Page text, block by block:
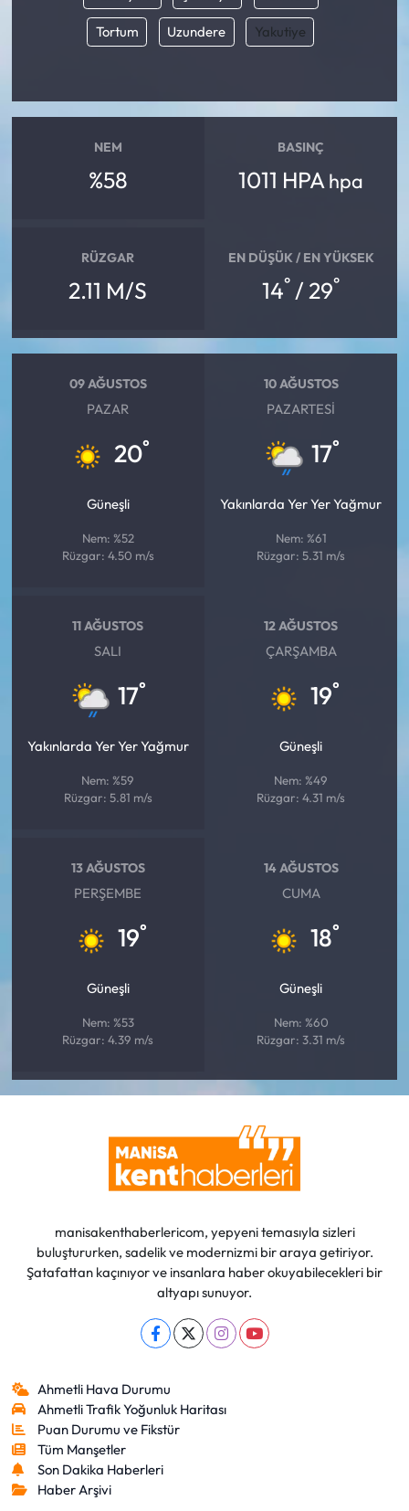
Tortum Uzundere Yakutiye
NEM
%58
BASINÇ
1011 HPA hpa
RÜZGAR
2.11 M/S
EN DÜŞÜK / EN YÜKSEK
14° / 29°
09 AĞUSTOS
PAZAR
20°
Güneşli
Nem: %52
Rüzgar: 4.50 m/s
10 AĞUSTOS
PAZARTESI
17°
Yakınlarda Yer Yer Yağmur
Nem: %61
Rüzgar: 5.31 m/s
11 AĞUSTOS
SALI
17°
Yakınlarda Yer Yer Yağmur
Nem: %59
Rüzgar: 5.81 m/s
12 AĞUSTOS
ÇARŞAMBA
19°
Güneşli
Nem: %49
Rüzgar: 4.31 m/s
13 AĞUSTOS
PERŞEMBE
19°
Güneşli
Nem: %53
Rüzgar: 4.39 m/s
14 AĞUSTOS
CUMA
18°
Güneşli
Nem: %60
Rüzgar: 3.31 m/s
manisakenthaberlericom, yepyeni temasıyla sizleri
buluştururken, sadelik ve modernizmi bir araya getiriyor.
Şatafattan kaçınıyor ve insanlara haber okuyabilecekleri bir
altyapı sunuyor.
Ahmetli Hava Durumu
Ahmetli Trafik Yoğunluk Haritası
Puan Durumu ve Fikstür
Tüm Manşetler
Son Dakika Haberleri
Haber Arşivi